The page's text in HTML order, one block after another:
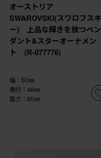
オーストリア
SWAROVSKI(スワロフスキ
ー) 上品な輝きを放つペン
ダント&スターオーナメン
ト (R-077776)
幅：50㎜
奥行：48㎜
高さ：65㎜